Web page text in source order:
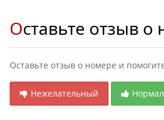
Оставьте отзыв
Оставьте отзыв о номере и
Нежелательный